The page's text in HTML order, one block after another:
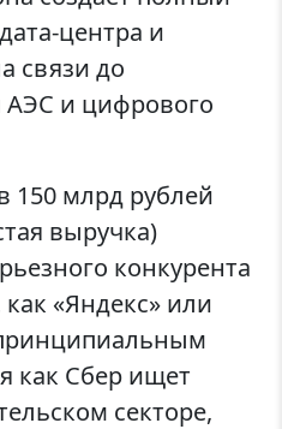
центра и
связи до
АЭС и цифрового
150 млрд рублей
выручка)
конкурента
«Яндекс» или
как Сбер ищет
секторе,